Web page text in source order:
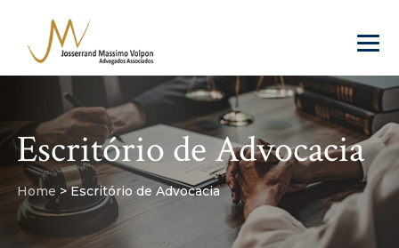
Escritório de Advocacia
Home >Escritório de Advocacia